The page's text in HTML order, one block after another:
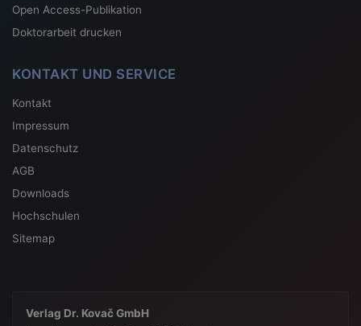
Open Access-Publikation
Doktorarbeit drucken
KONTAKT UND SERVICE
Kontakt
Impressum
Datenschutz
AGB
Downloads
Hochschulen
Sitemap
Verlag Dr. Kovač GmbH